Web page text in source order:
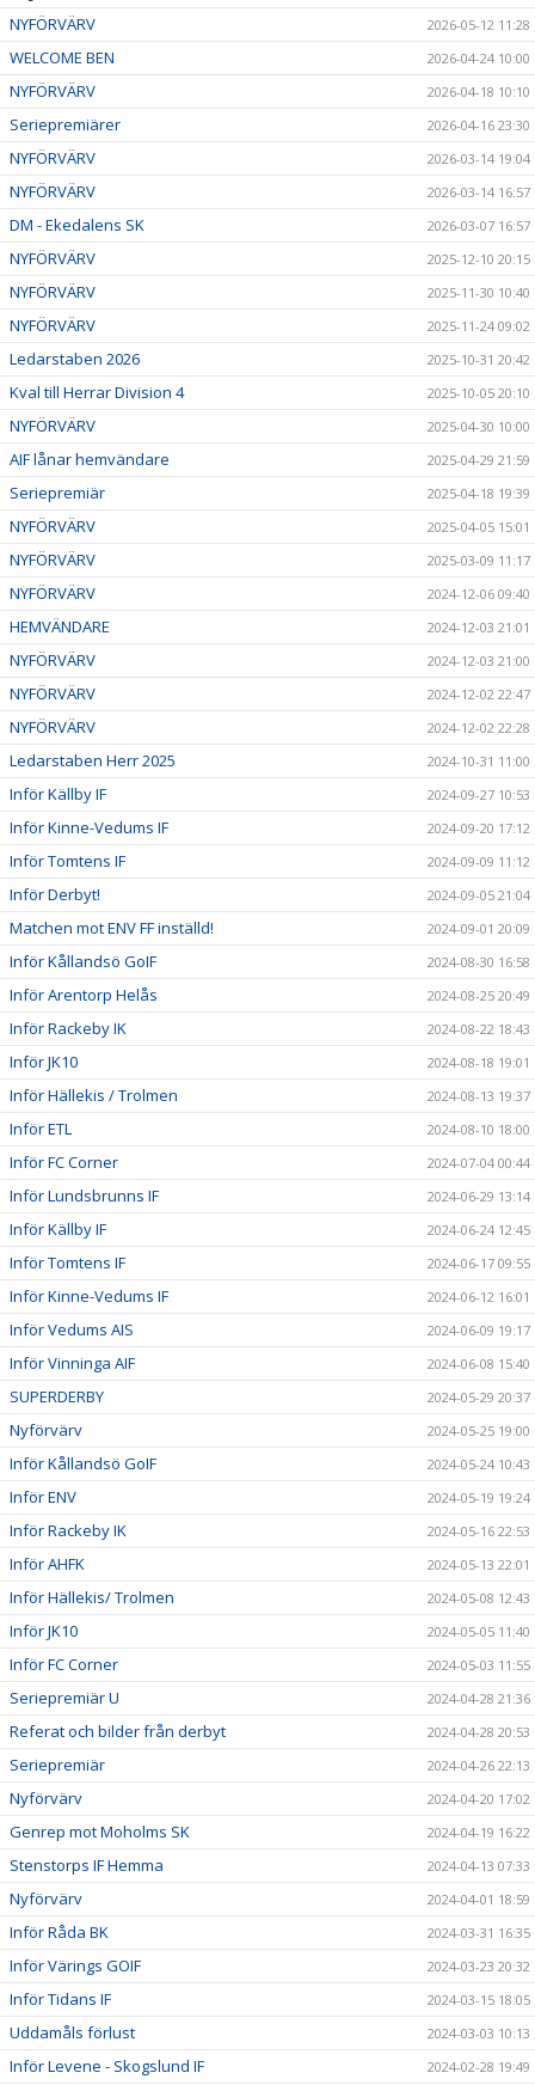
NYFÖRVÄRV 2026-05-12 11:28
WELCOME BEN 2026-04-24 10:00
NYFÖRVÄRV 2026-04-18 10:10
Seriepremiärer 2026-04-16 23:30
NYFÖRVÄRV 2026-03-14 19:04
NYFÖRVÄRV 2026-03-14 16:57
DM - Ekedalens SK 2026-03-07 16:57
NYFÖRVÄRV 2025-12-10 20:15
NYFÖRVÄRV 2025-11-30 10:40
NYFÖRVÄRV 2025-11-24 09:02
Ledarstaben 2026 2025-10-31 20:42
Kval till Herrar Division 4 2025-10-05 20:10
NYFÖRVÄRV 2025-04-30 10:00
AIF lånar hemvändare 2025-04-29 21:59
Seriepremiär 2025-04-18 19:39
NYFÖRVÄRV 2025-04-05 15:01
NYFÖRVÄRV 2025-03-09 11:17
NYFÖRVÄRV 2024-12-06 09:40
HEMVÄNDARE 2024-12-03 21:01
NYFÖRVÄRV 2024-12-03 21:00
NYFÖRVÄRV 2024-12-02 22:47
NYFÖRVÄRV 2024-12-02 22:28
Ledarstaben Herr 2025 2024-10-31 11:00
Inför Källby IF 2024-09-27 10:53
Inför Kinne-Vedums IF 2024-09-20 17:12
Inför Tomtens IF 2024-09-09 11:12
Inför Derbyt! 2024-09-05 21:04
Matchen mot ENV FF inställd! 2024-09-01 20:09
Inför Kållandsö GoIF 2024-08-30 16:58
Inför Arentorp Helås 2024-08-25 20:49
Inför Rackeby IK 2024-08-22 18:43
Inför JK10 2024-08-18 19:01
Inför Hällekis / Trolmen 2024-08-13 19:37
Inför ETL 2024-08-10 18:00
Inför FC Corner 2024-07-04 00:44
Inför Lundsbrunns IF 2024-06-29 13:14
Inför Källby IF 2024-06-24 12:45
Inför Tomtens IF 2024-06-17 09:55
Inför Kinne-Vedums IF 2024-06-12 16:01
Inför Vedums AIS 2024-06-09 19:17
Inför Vinninga AIF 2024-06-08 15:40
SUPERDERBY 2024-05-29 20:37
Nyförvärv 2024-05-25 19:00
Inför Kållandsö GoIF 2024-05-24 10:43
Inför ENV 2024-05-19 19:24
Inför Rackeby IK 2024-05-16 22:53
Inför AHFK 2024-05-13 22:01
Inför Hällekis/ Trolmen 2024-05-08 12:43
Inför JK10 2024-05-05 11:40
Inför FC Corner 2024-05-03 11:55
Seriepremiär U 2024-04-28 21:36
Referat och bilder från derbyt 2024-04-28 20:53
Seriepremiär 2024-04-26 22:13
Nyförvärv 2024-04-20 17:02
Genrep mot Moholms SK 2024-04-19 16:22
Stenstorps IF Hemma 2024-04-13 07:33
Nyförvärv 2024-04-01 18:59
Inför Råda BK 2024-03-31 16:35
Inför Värings GOIF 2024-03-23 20:32
Inför Tidans IF 2024-03-15 18:05
Uddamåls förlust 2024-03-03 10:13
Inför Levene - Skogslund IF 2024-02-28 19:49